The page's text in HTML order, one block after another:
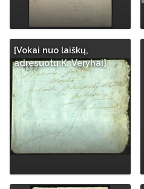
[Vokai nuo laiškų,
adresuotų K. Veryhai]